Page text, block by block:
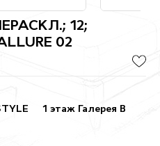
12;
02
1 этаж Галерея B